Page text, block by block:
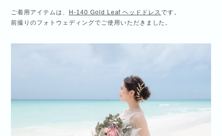
ご着用アイテムは、 H-140 Gold Leaf ヘッドドレスです。
前撮りのフォトウェディングでご使用いただきました。